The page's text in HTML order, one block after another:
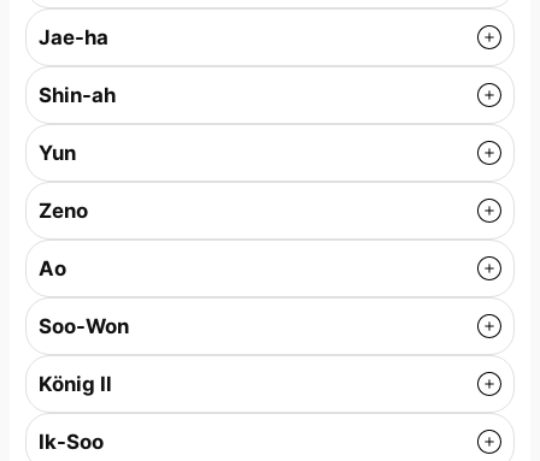
Jae-ha
Shin-ah
Yun
Zeno
Ao
Soo-Won
König Il
Ik-Soo